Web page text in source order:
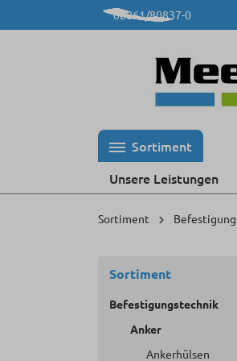
Hauptinhalt springen
Zur Hauptnavigation springen
02861/80837-0
Sortiment
Unsere Leistungen
Sortiment
Sortiment
Befestigungstechnik
Anker
Ankerhülsen